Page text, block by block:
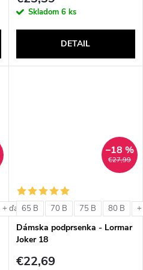
Skladom 6 ks
DETAIL
+ ďalšie
€27,99
–18 %
65 B 70 B 75 B 80 B
Dámska podprsenka - Lormar
Joker 18
€22,69